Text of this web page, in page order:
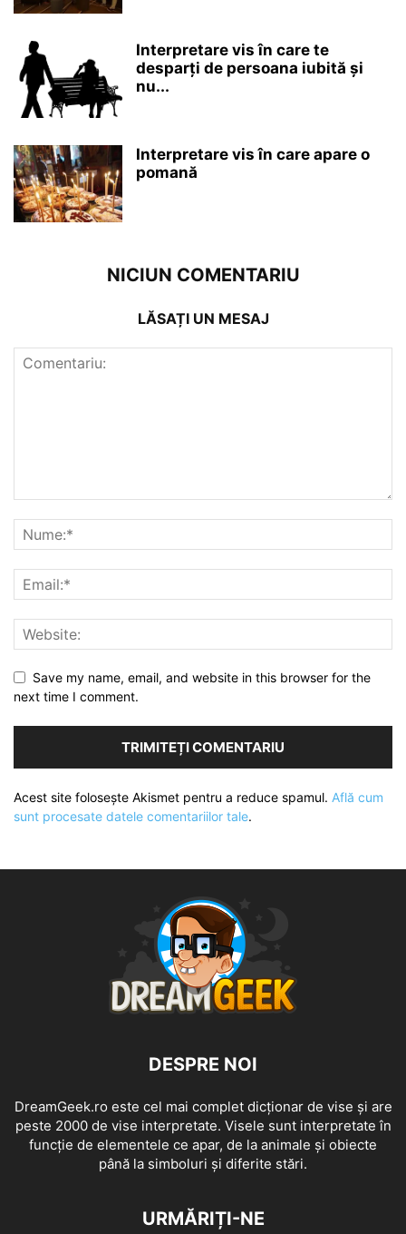
Interpretare vis în care te
desparți de persoana iubită și
nu...
Interpretare vis în care apare o
pomană
NICIUN COMENTARIU
LĂSAȚI UN MESAJ
Save my name, email, and website in this browser for the
next time I comment.
Acest site folosește Akismet pentru a reduce spamul. Află cum
sunt procesate datele comentariilor tale.
DESPRE NOI
DreamGeek.ro este cel mai complet dicționar de vise și are
peste 2000 de vise interpretate. Visele sunt interpretate în
funcție de elementele ce apar, de la animale și obiecte
până la simboluri și diferite stări.
URMĂRIȚI-NE